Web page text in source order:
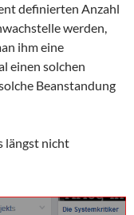
definierten Anzahl
werden,
ihm eine
einen solchen
Beanstandung
längst nicht